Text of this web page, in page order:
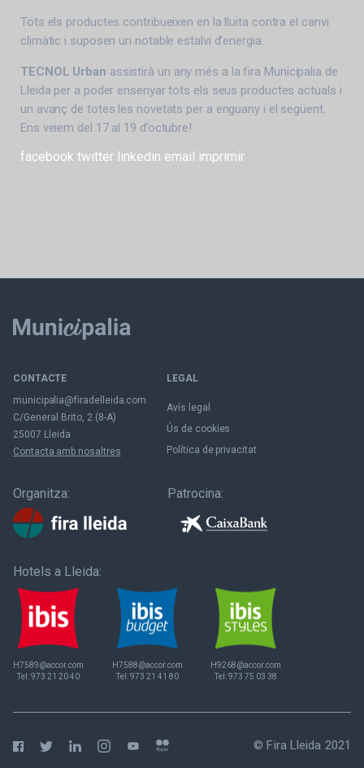
Tots els productes contribueixen en la lluita contra el canvi
climàtic i suposen un notable estalvi d’energia.
TECNOL Urban assistirà un any més a la fira Municipalia de
Lleida per a poder ensenyar tots els seus productes actuals i
un avanç de totes les novetats per a enguany i el següent.
Ens veiem del 17 al 19 d’octubre!
facebook twitter linkedin email imprimir
CONTACTE
municipalia@firadelleida.com
C/General Brito, 2 (8-A)
25007 Lleida
Contacta amb nosaltres
LEGAL
Avís legal
Ús de cookies
Política de privacitat
Organitza: Patrocina:
Hotels a Lleida:
H7589@accor.com
Tel:973 21 20 40
H7588@accor.com
Tel:973 21 41 80
H9268@accor.com
Tel:973 75 03 38
© Fira Lleida 2021